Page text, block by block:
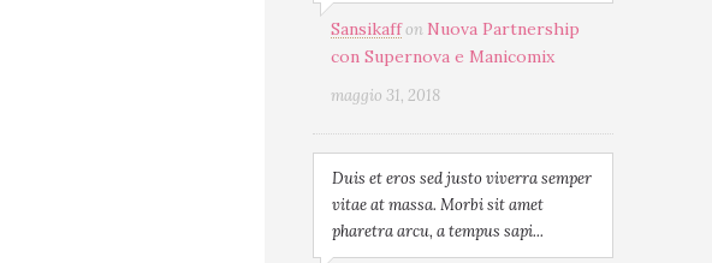
Sansikaffon Nuova Partnership
con Supernova e Manicomix
maggio 31, 2018
Duis et eros sed justo viverra semper
vitae at massa. Morbi sit amet
pharetra arcu, a tempus sapi...